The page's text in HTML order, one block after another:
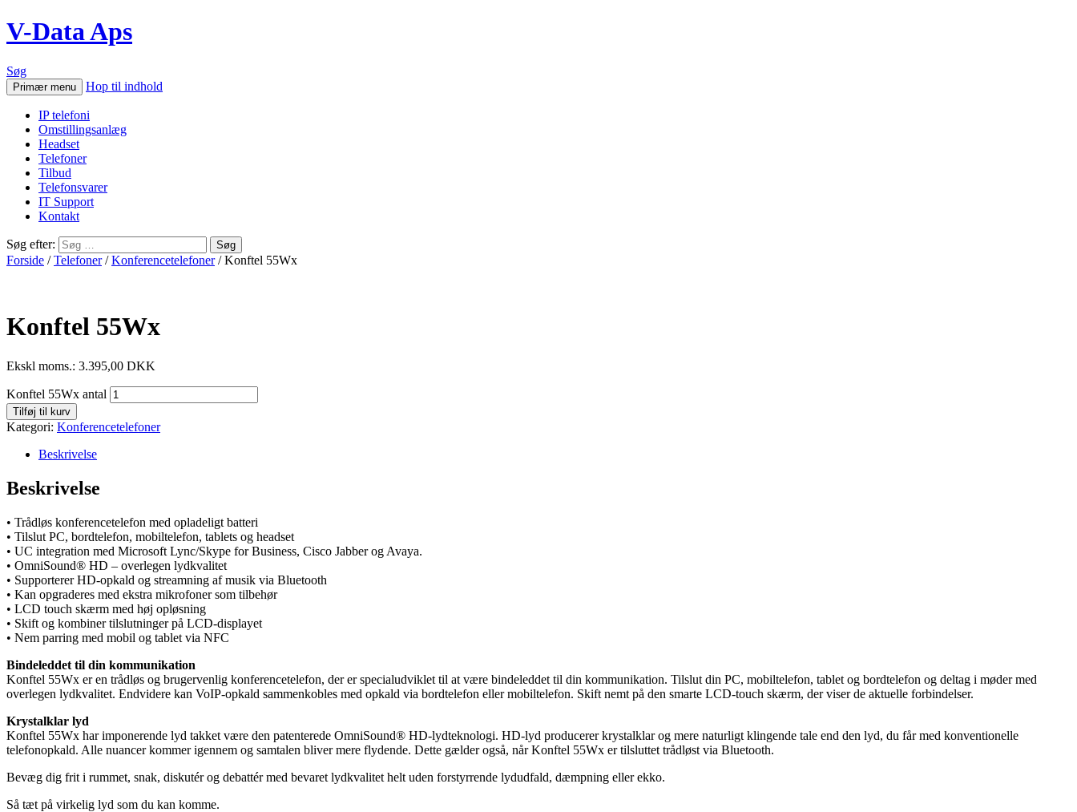
V-Data Aps
Søg
Primær menu Hop til indhold
IP telefoni
Omstillingsanlæg
Headset
Telefoner
Tilbud
Telefonsvarer
IT Support
Kontakt
Søg efter:
Forside /Telefoner/Konferencetelefoner/ Konftel 55Wx
Konftel 55Wx
Ekskl moms.: 3.395,00 DKK
Konftel 55Wx antal
Tilføj til kurv
Kategori: Konferencetelefoner
Beskrivelse
Beskrivelse
• Trådløs konferencetelefon med opladeligt batteri
• Tilslut PC, bordtelefon, mobiltelefon, tablets og headset
• UC integration med Microsoft Lync/Skype for Business, Cisco Jabber og Avaya.
• OmniSound® HD – overlegen lydkvalitet
• Supporterer HD-opkald og streamning af musik via Bluetooth
• Kan opgraderes med ekstra mikrofoner som tilbehør
• LCD touch skærm med høj opløsning
• Skift og kombiner tilslutninger på LCD-displayet
• Nem parring med mobil og tablet via NFC
Bindeleddet til din kommunikation
Konftel 55Wx er en trådløs og brugervenlig konferencetelefon, der er specialudviklet til at være bindeleddet til din kommunikation. Tilslut din PC, mobiltelefon, tablet og bordtelefon og deltag i møder med
overlegen lydkvalitet. Endvidere kan VoIP-opkald sammenkobles med opkald via bordtelefon eller mobiltelefon. Skift nemt på den smarte LCD-touch skærm, der viser de aktuelle forbindelser.
Krystalklar lyd
Konftel 55Wx har imponerende lyd takket være den patenterede OmniSound® HD-lydteknologi. HD-lyd producerer krystalklar og mere naturligt klingende tale end den lyd, du får med konventionelle
telefonopkald. Alle nuancer kommer igennem og samtalen bliver mere flydende. Dette gælder også, når Konftel 55Wx er tilsluttet trådløst via Bluetooth.
Bevæg dig frit i rummet, snak, diskutér og debattér med bevaret lydkvalitet helt uden forstyrrende lydudfald, dæmpning eller ekko.
Så tæt på virkelig lyd som du kan komme.